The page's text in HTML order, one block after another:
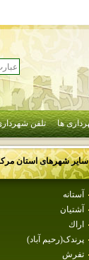
ها تلفن
سایر شهرهای استان
آستانه
آشتيان
اراك
پرندک(رحيم آباد)
تفرش